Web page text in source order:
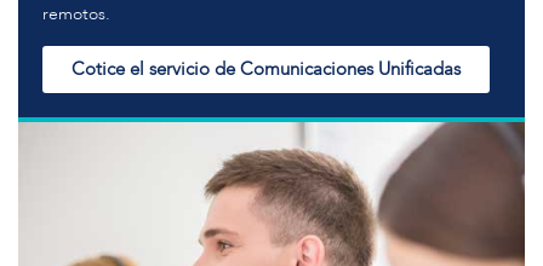
remotos.
Cotice el servicio de Comunicaciones Unificadas